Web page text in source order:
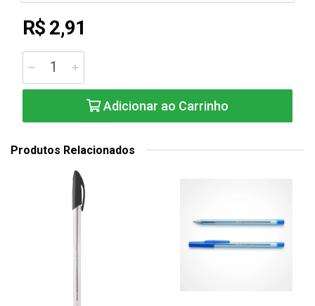
R$ 2,91
Adicionar ao Carrinho
Produtos Relacionados